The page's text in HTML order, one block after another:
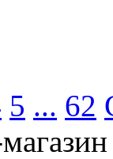
5 ... 62